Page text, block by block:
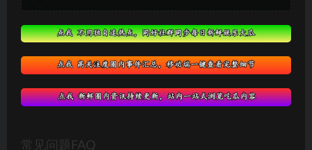
常见问题FAQ